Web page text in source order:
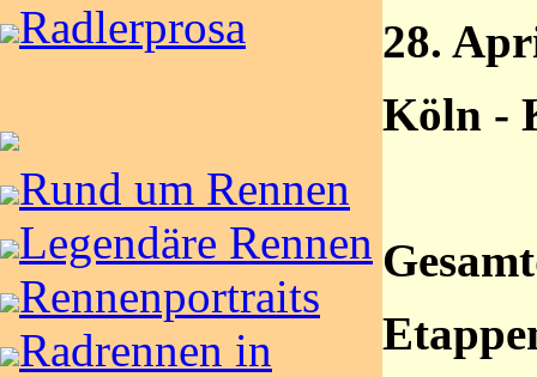
Radlerprosa
Rund um Rennen
Legendäre Rennen
Rennenportraits
Radrennen in
28.
Köln -